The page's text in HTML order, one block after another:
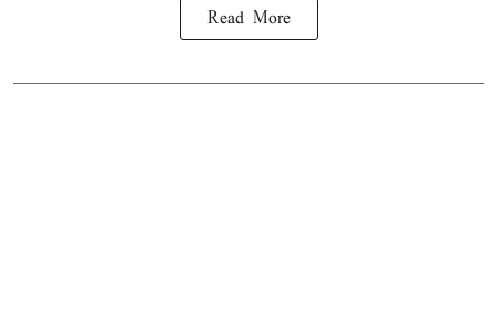
Read More